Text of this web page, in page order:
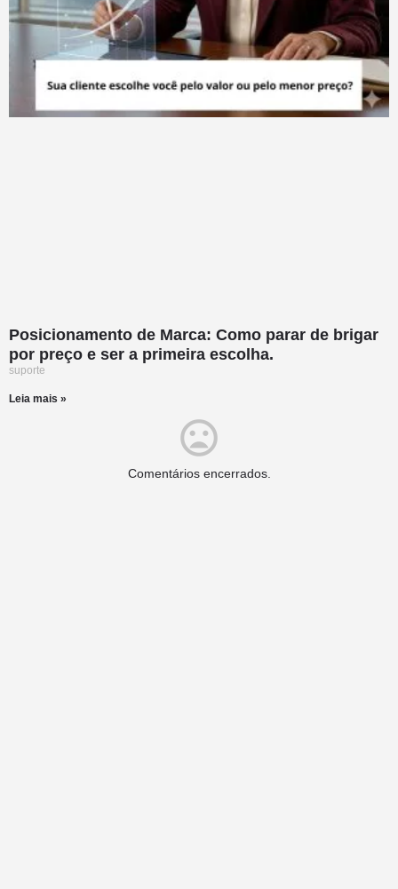
Posicionamento de Marca: Como parar de brigar
por preço e ser a primeira escolha.
suporte
Leia mais »
Comentários encerrados.